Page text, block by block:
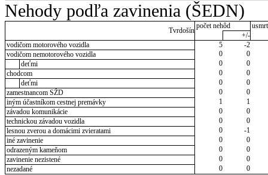
Nehody podľa zavinenia (ŠEDN)
Tvrdošín
počet nehôd
+/-
vodičom motorového vozidla
5
-2
vodičom nemotorového vozidla
0
0
deťmi
0
0
chodcom
0
0
deťmi
0
0
zamestnancom SŽD
0
0
iným účastníkom cestnej premávky
1
1
závadou komunikácie
0
0
technickou závadou vozidla
0
0
lesnou zverou a domácimi zvieratami
0
-1
iné zavinenie
0
0
odrazeným kameňom
0
0
zavinenie nezistené
0
0
nezadané
0 0